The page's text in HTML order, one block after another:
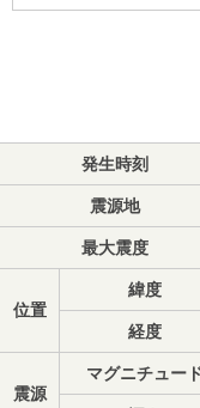
発生時刻
震源地
最大震度
位置
緯度
経度
震源
マグニチュー